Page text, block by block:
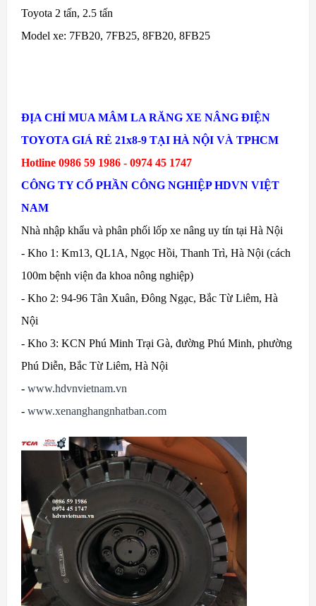
Toyota 2 tấn, 2.5 tấn
Model xe: 7FB20, 7FB25, 8FB20, 8FB25
ĐỊA CHỈ MUA MÂM LA RĂNG XE NÂNG ĐIỆN
TOYOTA GIÁ RẺ 21x8-9 TẠI HÀ NỘI VÀ TPHCM
Hotline 0986 59 1986 - 0974 45 1747
CÔNG TY CỔ PHẦN CÔNG NGHIỆP HDVN VIỆT
NAM
Nhà nhập khẩu và phân phối lốp xe nâng uy tín tại Hà Nội
- Kho 1: Km13, QL1A, Ngọc Hồi, Thanh Trì, Hà Nội (cách
100m bệnh viện đa khoa nông nghiệp)
- Kho 2: 94-96 Tân Xuân, Đông Ngạc, Bắc Từ Liêm, Hà
Nội
- Kho 3: KCN Phú Minh Trại Gà, đường Phú Minh, phường
Phú Diễn, Bắc Từ Liêm, Hà Nội
- www.hdvnvietnam.vn
- www.xenanghangnhatban.com